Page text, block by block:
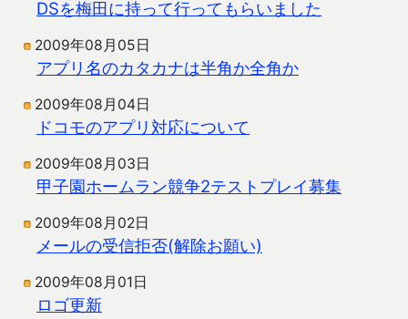
DSを梅田に持って行ってもらいました
2009年08月05日
アプリ名のカタカナは半角か全角か
2009年08月04日
ドコモのアプリ対応について
2009年08月03日
甲子園ホームラン競争2テストプレイ募集
2009年08月02日
メールの受信拒否(解除お願い)
2009年08月01日
ロゴ更新